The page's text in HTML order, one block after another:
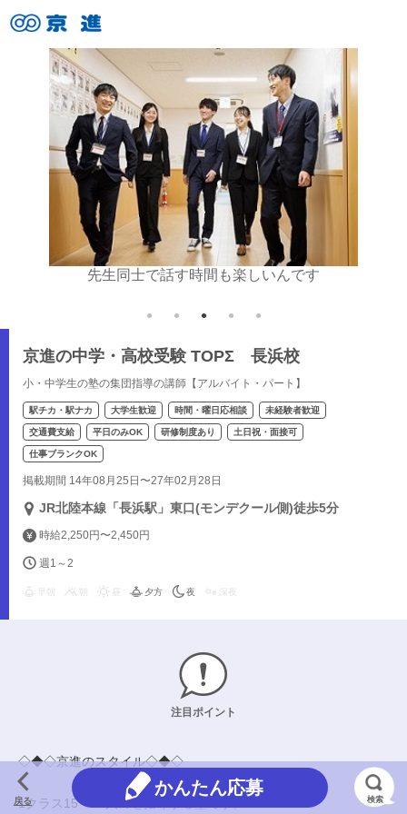
先生同士で話す時間も楽しいんです
京進の中学・高校受験 TOPΣ 長浜校
小・中学生の塾の集団指導の講師【アルバイト・パート】
駅チカ・駅ナカ 大学生歓迎 時間・曜日応相談 未経験者歓迎
交通費支給 平日のみOK 研修制度あり 土日祝・面接可
仕事ブランクOK
掲載期間 14年08月25日〜27年02月28日
JR北陸本線「長浜駅」東口(モンデクール側)徒歩5分
時給2,250円〜2,450円
週1～2
夕方 夜 深夜
注目ポイント
◇◆◇京進のスタイル◇◆◇
1クラス15～20人のを指導する塾です。
戻る
かんたん応募
検索